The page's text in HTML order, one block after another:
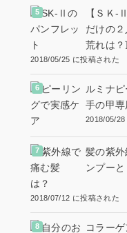
【ＳＫ-
だけの
荒れは
2018/05/25 に投稿された
ルミナ
手の甲
2018/05/28
髪の紫
ンプー
は？
2018/07/12 に投稿された
コラー